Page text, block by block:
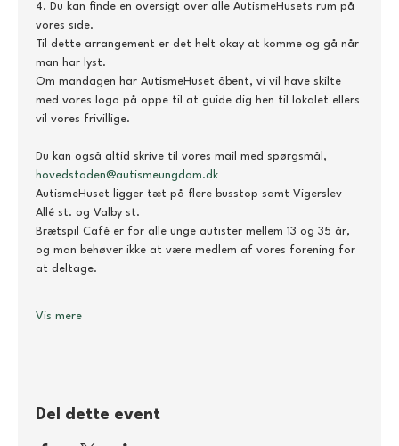
4. Du kan finde en oversigt over alle AutismeHusets rum på
vores side.
Til dette arrangement er det helt okay at komme og gå når
man har lyst.
Om mandagen har AutismeHuset åbent, vi vil have skilte
med vores logo på oppe til at guide dig hen til lokalet ellers
vil vores frivillige.
Du kan også altid skrive til vores mail med spørgsmål,
hovedstaden@autismeungdom.dk
AutismeHuset ligger tæt på flere busstop samt Vigerslev
Allé st. og Valby st.
Brætspil Café er for alle unge autister mellem 13 og 35 år,
og man behøver ikke at være medlem af vores forening for
at deltage.
Vis mere
Del dette event